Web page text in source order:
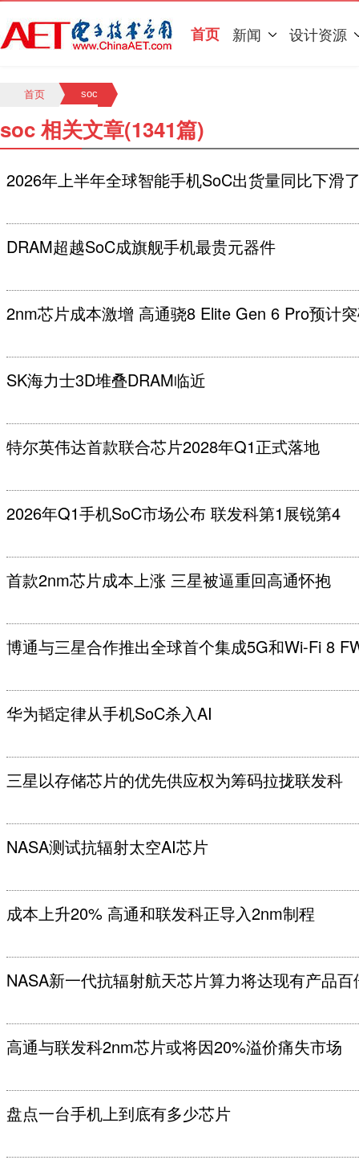
首页 新闻 设计资源
首页 soc
soc 相关文章(1341篇)
2026年上半年全球智能手机SoC出货量同比下滑
DRAM超越SoC成旗舰手机最贵元器件
2nm芯片成本激增 高通骁8 Elite Gen 6 Pro预计
SK海力士3D堆叠DRAM临近
特尔英伟达首款联合芯片2028年Q1正式落地
2026年Q1手机SoC市场公布 联发科第1展锐第4
首款2nm芯片成本上涨 三星被逼重回高通怀抱
博通与三星合作推出全球首个集成5G和Wi-Fi 8
华为韬定律从手机SoC杀入AI
三星以存储芯片的优先供应权为筹码拉拢联发科
NASA测试抗辐射太空AI芯片
成本上升20% 高通和联发科正导入2nm制程
NASA新一代抗辐射航天芯片算力将达现有产品百
高通与联发科2nm芯片或将因20%溢价痛失市场
盘点一台手机上到底有多少芯片